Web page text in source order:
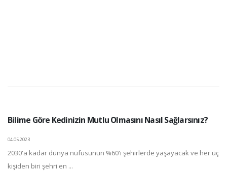
Bilime Göre Kedinizin Mutlu Olmasını Nasıl Sağlarsınız?
04.05.2023
2030'a kadar dünya nüfusunun %60'ı şehirlerde yaşayacak ve her üç
kişiden biri şehri en ...